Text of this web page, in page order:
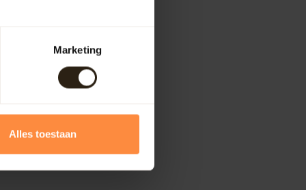
Marketing
Alles toestaan